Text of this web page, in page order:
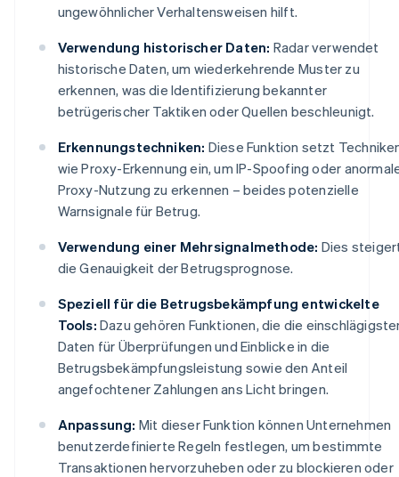
ungewöhnlicher Verhaltensweisen hilft.
Verwendung historischer Daten: Radar verwendet
historische Daten, um wiederkehrende Muster zu
erkennen, was die Identifizierung bekannter
betrügerischer Taktiken oder Quellen beschleunigt.
Erkennungstechniken: Diese Funktion setzt
wie Proxy-Erkennung ein, um IP-Spoofing oder
Proxy-Nutzung zu erkennen – beides potenzielle
Warnsignale für Betrug.
Verwendung einer Mehrsignalmethode: Dies
die Genauigkeit der Betrugsprognose.
Speziell für die Betrugsbekämpfung entwickelte
Tools: Dazu gehören Funktionen, die die
Daten für Überprüfungen und Einblicke in die
Betrugsbekämpfungsleistung sowie den Anteil
angefochtener Zahlungen ans Licht bringen.
Anpassung: Mit dieser Funktion können Unternehmen
benutzerdefinierte Regeln festlegen, um bestimmte
Transaktionen hervorzuheben oder zu blockieren oder